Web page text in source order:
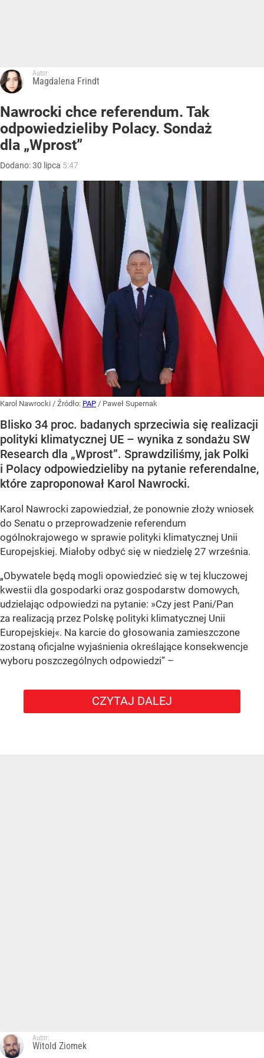
Autor:
Magdalena Frindt
Nawrocki chce referendum. Tak
odpowiedzieliby Polacy. Sondaż
dla „Wprost”
Dodano:30 lipca 5:47
Karol Nawrocki / Źródło: PAP / Paweł Supernak
Blisko 34 proc. badanych sprzeciwia się realizacji
polityki klimatycznej UE – wynika z sondażu SW
Research dla „Wprost”. Sprawdziliśmy, jak Polki
i Polacy odpowiedzieliby na pytanie referendalne,
które zaproponował Karol Nawrocki.
Karol Nawrocki zapowiedział, że ponownie złoży wniosek
do Senatu o przeprowadzenie referendum
ogólnokrajowego w sprawie polityki klimatycznej Unii
Europejskiej. Miałoby odbyć się w niedzielę 27 września.
„Obywatele będą mogli opowiedzieć się w tej kluczowej
kwestii dla gospodarki oraz gospodarstw domowych,
udzielając odpowiedzi na pytanie: »Czy jest Pani/Pan
za realizacją przez Polskę polityki klimatycznej Unii
Europejskiej«. Na karcie do głosowania zamieszczone
zostaną oficjalne wyjaśnienia określające konsekwencje
wyboru poszczególnych odpowiedzi” –
CZYTAJ DALEJ
Autor:
Witold Ziomek